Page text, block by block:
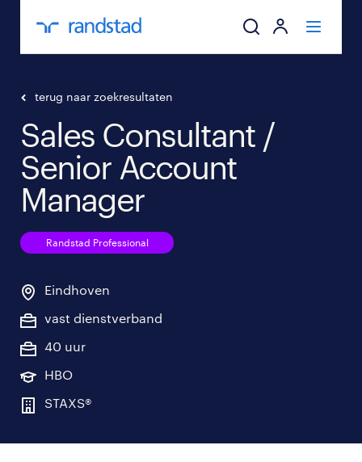
werkgevers
mijn carrière
terug naar zoekresultaten
Sales Consultant /
Senior Account
Manager
Randstad Professional
Eindhoven
vast dienstverband
40 uur
HBO
STAXS®